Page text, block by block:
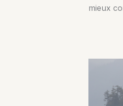
mieux